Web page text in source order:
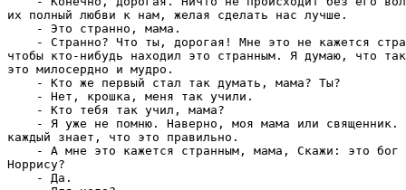
их полный любви к нам, желая сделать нас лучше.
    - Это странно, мама.
- Странно? Что ты, дорогая! Мне это не кажется
чтобы кто-нибудь находил это странным. Я думаю, что
это милосердно и мудро.
    - Кто же первый стал так думать, мама? Ты?
    - Hет, крошка, меня так учили.
    - Кто тебя так учил, мама?
- Я уже не помню. Hаверно, моя мама или священник.
каждый знает, что это правильно.
- А мне это кажется странным, мама, Скажи: это бог
Hоррису?
    - Да.